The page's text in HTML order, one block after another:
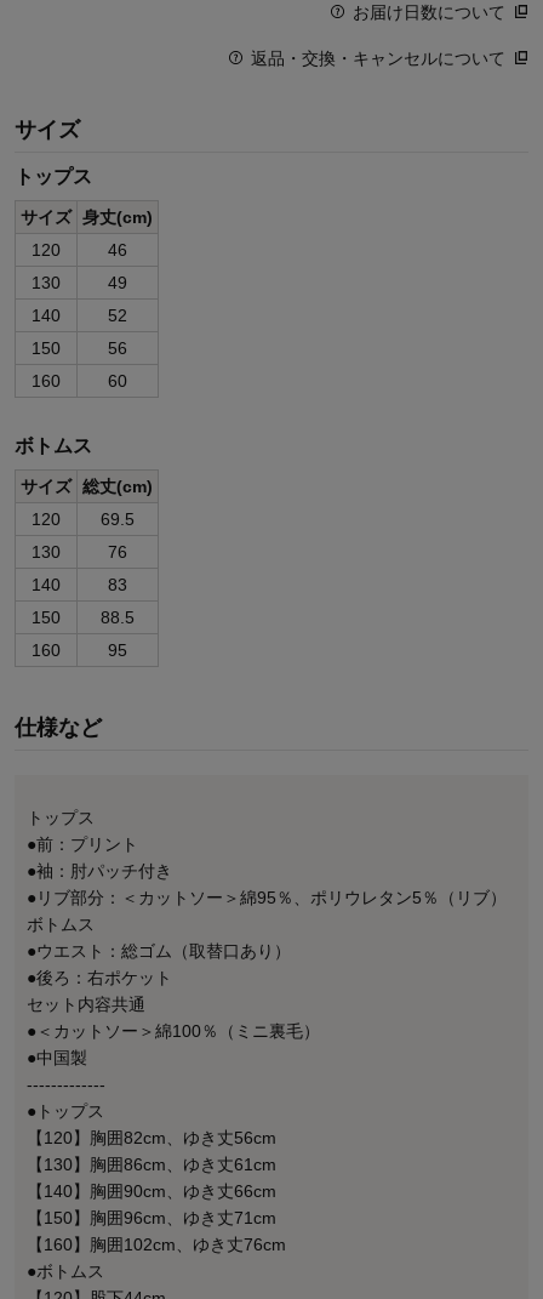
お届け日数について
返品・交換・キャンセルについて
サイズ
トップス
サイズ 身丈(cm)
120
46
130
49
140
52
150
56
160
60
ボトムス
サイズ 総丈(cm)
120
69.5
130
76
140
83
150
88.5
160
95
仕様など
トップス
●前：プリント
●袖：肘パッチ付き
●リブ部分：＜カットソー＞綿95％、ポリウレタン5％（リブ）
ボトムス
●ウエスト：総ゴム（取替口あり）
●後ろ：右ポケット
セット内容共通
●＜カットソー＞綿100％（ミニ裏毛）
●中国製
-------------
●トップス
【120】胸囲82cm、ゆき丈56cm
【130】胸囲86cm、ゆき丈61cm
【140】胸囲90cm、ゆき丈66cm
【150】胸囲96cm、ゆき丈71cm
【160】胸囲102cm、ゆき丈76cm
●ボトムス